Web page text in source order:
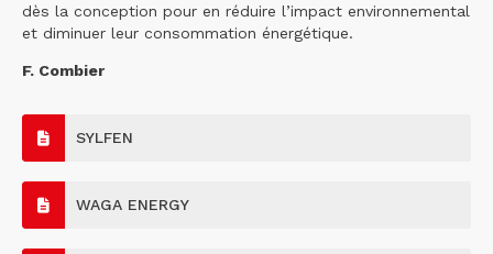
dès la conception pour en réduire l’impact environnemental
et diminuer leur consommation énergétique.
F. Combier
SYLFEN
WAGA ENERGY